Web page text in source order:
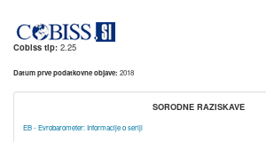
Cobiss tip: 2.25
Datum prve podatkovne objave: 2018
SORODNE RAZISKAVE
EB - Evrobarometer: Informacije o seriji